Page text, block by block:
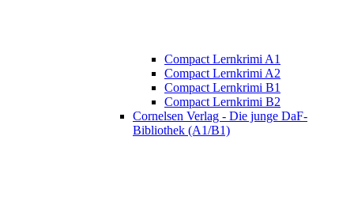
Compact Lernkrimi A1
Compact Lernkrimi A2
Compact Lernkrimi B1
Compact Lernkrimi B2
Cornelsen Verlag - Die junge DaF-
Bibliothek (A1/B1)